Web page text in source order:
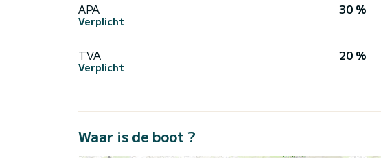
APA
Verplicht
30 %
TVA
Verplicht
20 %
Waar is de boot ?